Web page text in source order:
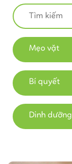
Mẹo vặt
Bí quyết
Dinh dưỡng